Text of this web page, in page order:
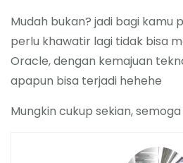
Mudah bukan? jadi bagi kamu
perlu khawatir lagi tidak bisa
Oracle, dengan kemajuan
apapun bisa terjadi hehehe
Mungkin cukup sekian,